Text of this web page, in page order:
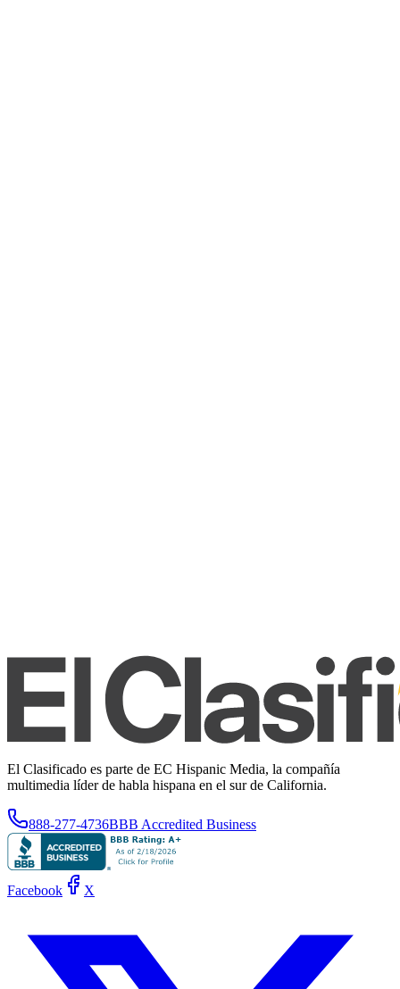
El Clasificado es parte de EC Hispanic Media, la compañía
multimedia líder de habla hispana en el sur de California.
888-277-4736BBB Accredited Business
Facebook X